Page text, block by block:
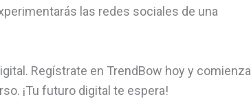
las redes sociales de una
Regístrate en TrendBow hoy y comienza
¡Tu futuro digital te espera!